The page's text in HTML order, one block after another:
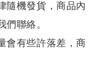
隨機發貨，商品內
們聯絡。
會有些許落差，商